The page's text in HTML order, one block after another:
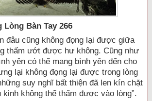
Bàn Tay 266
đâu cũng không đọng lại được giữa
thấm ướt được hư không. Cũng như
yên có thể mang bình yên đến cho
lại không đọng lại được trong lòng
suy nghĩ bất thiện đã len kín chặt
kinh không thể thấm được vào lòng”.